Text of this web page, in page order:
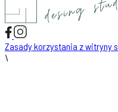
Zasady korzystania z witryny
\